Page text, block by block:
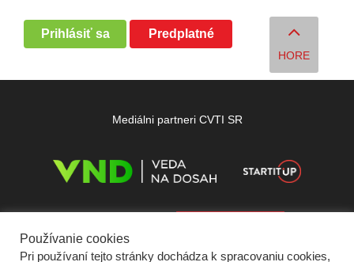
Prihlásiť sa Predplatné
HORE
Mediálni partneri CVTI SR
Používanie cookies
Pri používaní tejto stránky dochádza k spracovaniu cookies,